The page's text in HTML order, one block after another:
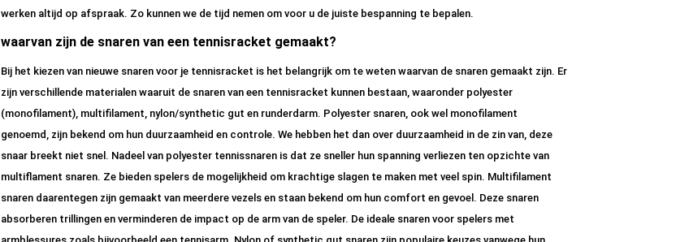
werken altijd op afspraak. Zo kunnen we de tijd nemen om voor u de juiste bespanning te bepalen.
waarvan zijn de snaren van een tennisracket gemaakt?
Bij het kiezen van nieuwe snaren voor je tennisracket is het belangrijk om te weten waarvan de snaren gemaakt zijn. Er
zijn verschillende materialen waaruit de snaren van een tennisracket kunnen bestaan, waaronder polyester
(monofilament), multifilament, nylon/synthetic gut en runderdarm. Polyester snaren, ook wel monofilament
genoemd, zijn bekend om hun duurzaamheid en controle. We hebben het dan over duurzaamheid in de zin van, deze
snaar breekt niet snel. Nadeel van polyester tennissnaren is dat ze sneller hun spanning verliezen ten opzichte van
multiflament snaren. Ze bieden spelers de mogelijkheid om krachtige slagen te maken met veel spin. Multifilament
snaren daarentegen zijn gemaakt van meerdere vezels en staan bekend om hun comfort en gevoel. Deze snaren
absorberen trillingen en verminderen de impact op de arm van de speler. De ideale snaren voor spelers met